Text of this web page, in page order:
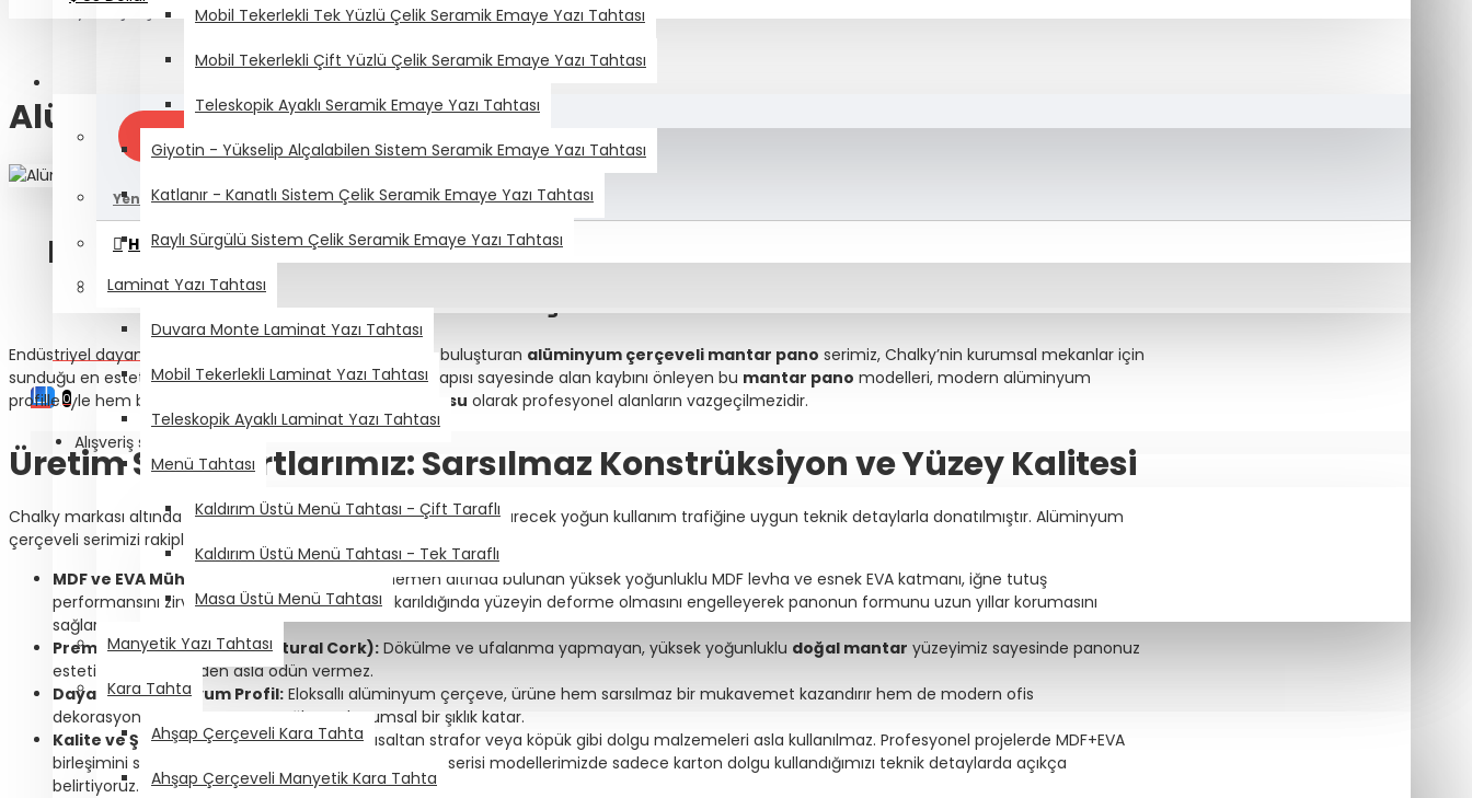
Giriş Yap
Yeni Müşteri - Kayıt Ol
Hesabım
Siparişler
0 ürün - 0,00₺
0
Alışveriş sepetiniz boş!
Mobil Tekerlekli Tek Yüzlü Çelik Seramik Emaye Yazı Tahtası
Mobil Tekerlekli Çift Yüzlü Çelik Seramik Emaye Yazı Tahtası
Teleskopik Ayaklı Seramik Emaye Yazı Tahtası
Giyotin - Yükselip Alçalabilen Sistem Seramik Emaye Yazı Tahtası
Katlanır - Kanatlı Sistem Çelik Seramik Emaye Yazı Tahtası
Raylı Sürgülü Sistem Çelik Seramik Emaye Yazı Tahtası
Laminat Yazı Tahtası
Duvara Monte Laminat Yazı Tahtası
Mobil Tekerlekli Laminat Yazı Tahtası
Teleskopik Ayaklı Laminat Yazı Tahtası
Menü Tahtası
Kaldırım Üstü Menü Tahtası - Çift Taraflı
Kaldırım Üstü Menü Tahtası - Tek Taraflı
Masa Üstü Menü Tahtası
Manyetik Yazı Tahtası
Kara Tahta
Ahşap Çerçeveli Kara Tahta
Ahşap Çerçeveli Manyetik Kara Tahta
Alüminyum Çerçeveli Mantar Pano
Alüminyum Çerçeveli Mantar Pano
Modern Ofislerin Kurumsal Hafızası: Alüminyum Çerçeveli Mantar
Endüstriyel dayanıklılığı doğal mantarın fonksiyonelliğiyle buluşturan alüminyum çerçeveli mantar pano serimiz, Chalky’nin kurumsal mekanlar için
sunduğu en estetik çözümlerden biridir. Duvara monte yapısı sayesinde alan kaybını önleyen bu mantar pano modelleri, modern alüminyum
profilleriyle hem bir
not panosu olarak profesyonel alanların vazgeçilmezidir.
Üretim Standartlarımız: Sarsılmaz Konstrüksiyon ve Yüzey Kalitesi
Chalky markası altında ürettiğimiz herduyuru panosu, yıllarca sürecek yoğun kullanım trafiğine uygun teknik detaylarla donatılmıştır. Alüminyum
çerçeveli serimizi rakiplerinden ayıran farklar şunlardır:
MDF ve EVA Mühendisliği:
Mantar yüzeyin hemen altında bulunan yüksek yoğunluklu MDF levha ve esnek EVA katmanı, iğne tutuş
performansını zirveye taşır. Bu yapı, iğneler çıkarıldığında yüzeyin deforme olmasını engelleyerek panonun formunu uzun yıllar korumasını
sağlar.
Premium Doğal Mantar (Natural Cork): Dökülme ve ufalanma yapmayan, yüksek yoğunluklu doğal mantar yüzeyimiz sayesinde panonuz
estetik görünümünden asla ödün vermez.
Dayanıklı Alüminyum Profil: Eloksallı alüminyum çerçeve, ürüne hem sarsılmaz bir mukavemet kazandırır hem de modern ofis
dekorasyonlarına tam uyum sağlayan kurumsal bir şıklık katar.
Kalite ve Şeffaflık:Ürünlerimizde ömrü kısaltan strafor veya köpük gibi dolgu malzemeleri asla kullanılmaz. Profesyonel projelerde MDF+EVA
birleşimini standart olarak sunarken, fiyat odaklı Eko serisi modellerimizde sadece karton dolgu kullandığımızı teknik detaylarda açıkça
belirtiyoruz.